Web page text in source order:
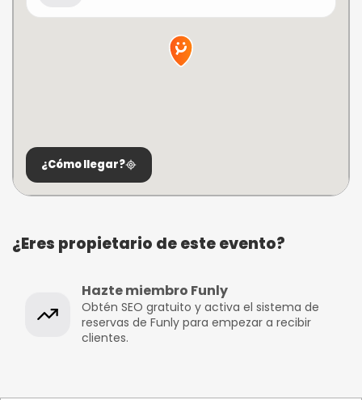
¿Cómo llegar?
¿Eres propietario de este evento?
Hazte miembro Funly
Obtén SEO gratuito y activa el sistema de
reservas de Funly para empezar a recibir
clientes.